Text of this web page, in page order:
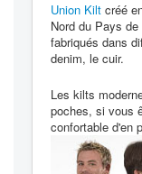
Union Kilt créé
Nord du Pays
fabriqués dans
denim, le cuir.
Les kilts
poches, si vous
confortable d'en